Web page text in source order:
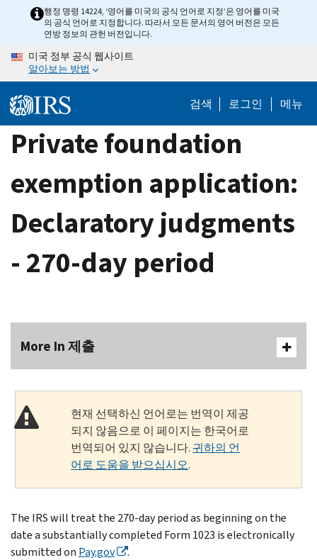
content
행정 명령 14224, ‘영어를 미국의 공식 언어로 지정’은 영어를 미국
의 공식 언어로 지정합니다. 따라서 모든 문서의 영어 버전은 모든
연방 정보의 관헌 버전입니다.
미국 정부 공식 웹사이트
알아보는 방법
검색 로그인 메뉴
Private foundation
exemption application:
Declaratory judgments
- 270-day period
More In 제출
현재 선택하신 언어로는 번역이 제공
되지 않음으로 이 페이지는 한국어로
번역되어 있지 않습니다. 귀하의 언
어로 도움을 받으십시오.
The IRS will treat the 270-day period as beginning on the
date a substantially completed Form 1023 is electronically
submitted on Pay.gov
.